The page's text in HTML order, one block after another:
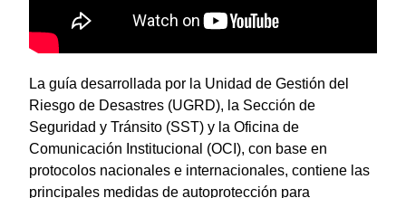
La guía desarrollada por la Unidad de Gestión del
Riesgo de Desastres (UGRD), la Sección de
Seguridad y Tránsito (SST) y la Oficina de
Comunicación Institucional (OCI), con base en
protocolos nacionales e internacionales, contiene las
principales medidas de autoprotección para